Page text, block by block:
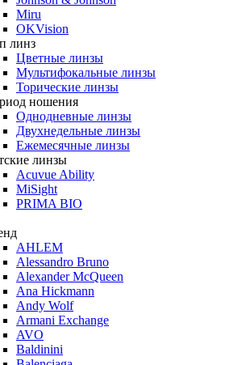
Miru
OKVision
линз
Цветные линзы
Мультифокальные линзы
Торические линзы
ношения
Однодневные линзы
Двухнедельные линзы
Ежемесячные линзы
линзы
Acuvue Ability
MiSight
PRIMA BIO
AHLEM
Alessandro Bruno
Alexander McQueen
Ana Hickmann
Andy Wolf
Armani Exchange
AVO
Baldinini